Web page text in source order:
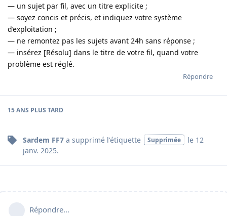
— un sujet par fil, avec un titre explicite ;
— soyez concis et précis, et indiquez votre système
d’exploitation ;
— ne remontez pas les sujets avant 24h sans réponse ;
— insérez [Résolu] dans le titre de votre fil, quand votre
problème est réglé.
Répondre
15 ANS PLUS TARD
Sardem FF7 a supprimé l'étiquette Supprimée le 12
janv. 2025.
Répondre…